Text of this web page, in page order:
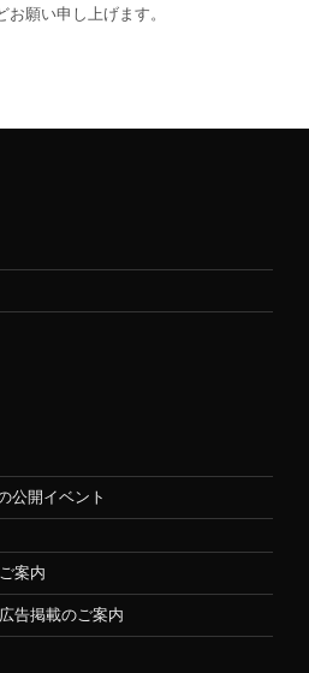
願い申し上げます。
公開イベント
案内
告掲載のご案内